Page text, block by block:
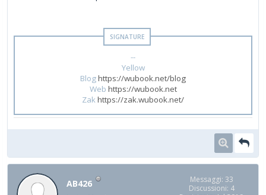
--
Yellow
Bloghttps://wubook.net/blog
Web https://wubook.net
Zakhttps://zak.wubook.net/
AB426
Messaggi: 33
Discussioni: 4